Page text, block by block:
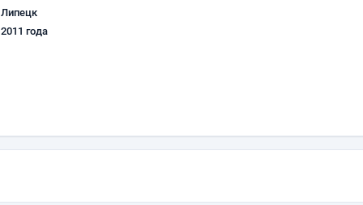
Липецк
2011 года